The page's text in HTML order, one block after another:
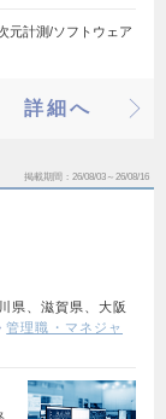
元計測/ソフトウェア
詳細へ
掲載期間 26/08/03～26/08/16
県、滋賀県、大阪
管理職・マネジャ